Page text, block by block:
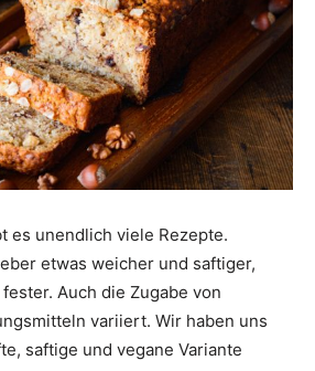
es unendlich viele Rezepte.
etwas weicher und saftiger,
Auch die Zugabe von
variiert. Wir haben uns
saftige und vegane Variante